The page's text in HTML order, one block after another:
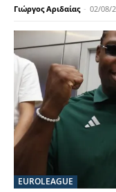
Γιώργος Αριδαίας - 02/08/
EUROLEAGUE